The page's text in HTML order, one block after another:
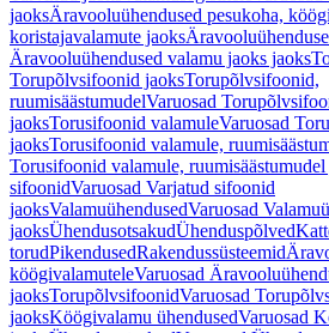
jaoksÄravooluühendused pesukoha,
koristajavalamute jaoks
Äravooluühendused valamu jaoks jaoks
Torupõlvsifoonid jaoksTorupõlvsifoonid,
ruumisäästumudelVaruosad
jaoksTorusifoonid valamuleVaruosad
jaoksTorusifoonid valamule,
Torusifoonid valamule,
sifoonidVaruosad Varjatud sifoonid
jaoksValamuühendusedVaruosad
jaoksÜhendusotsakudÜhenduspõlved
torudPikendusedRakendussüsteemid
köögivalamuteleVaruosad
jaoksTorupõlvsifoonidVaruosad
jaoksKöögivalamu ühendusedVaruosad